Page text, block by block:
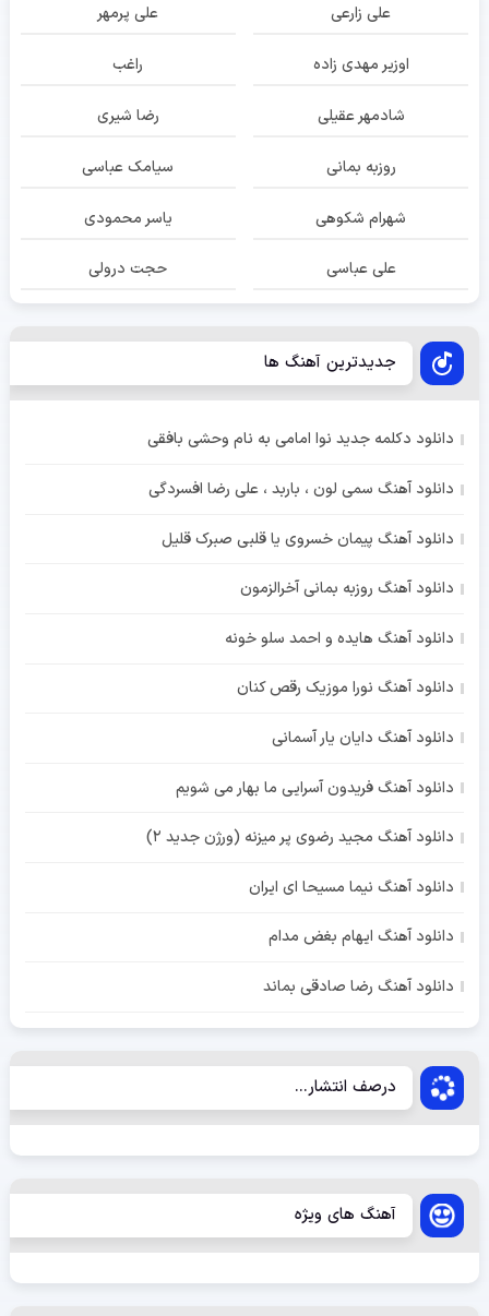
علی زارعی علی پرمهر
اوزیر مهدی زاده راغب
شادمهر عقیلی رضا شیری
روزبه بمانی سیامک عباسی
شهرام شکوهی یاسر محمودی
علی عباسی حجت درولی
جدیدترین آهنگ ها
دانلود دکلمه جدید نوا امامی به نام وحشی بافقی
دانلود آهنگ سمی لون ، باربد ، علی رضا افسردگی
دانلود آهنگ پیمان خسروی یا قلبی صبرک قلیل
دانلود آهنگ روزبه بمانی آخرالزمون
دانلود آهنگ هایده و احمد سلو خونه
دانلود آهنگ نورا موزیک رقص کنان
دانلود آهنگ دایان یار آسمانی
دانلود آهنگ فریدون آسرایی ما بهار می شویم
دانلود آهنگ مجید رضوی پر میزنه (ورژن جدید 2)
دانلود آهنگ نیما مسیحا ای ایران
دانلود آهنگ ایهام بغض مدام
دانلود آهنگ رضا صادقی بماند
درصف انتشار...
آهنگ های ویژه